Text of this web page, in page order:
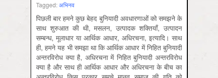
Tagged:अभिनव
पिछली बार हमने कुछ बेहद बुनियादी अवधारणाओं को समझने के
साथ शुरुआत की थी, मसलन, उत्पादक शक्तियाँ, उत्पादन
सम्बन्ध, मूलाधार या आर्थिक आधार, अधिरचना, इत्यादि। साथ
ही, हमने यह भी समझा था कि आर्थिक आधार में निहित बुनियादी
अन्तरविरोध क्या है, अधिरचना में निहित बुनियादी अन्तरविरोध
क्या है और साथ ही आर्थिक आधार और अधिरचना के बीच का